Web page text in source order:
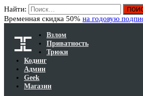
Найти:
Временная скидка 50% на годовую
Взлом
Приватность
Трюки
Кодинг
Админ
Geek
Магазин